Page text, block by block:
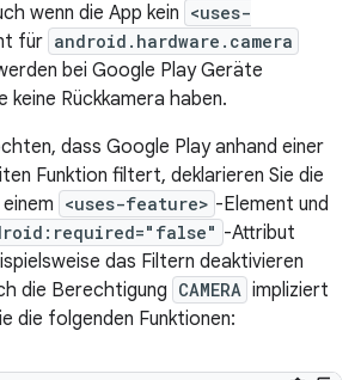
wenn die App kein <uses-
für android.hardware.camera
bei Google Play Geräte
Rückkamera haben.
dass Google Play anhand einer
Funktion filtert, deklarieren Sie die
<uses-feature> -Element und
-Attribut
das Filtern deaktivieren
die Berechtigung CAMERA impliziert
die folgenden Funktionen: